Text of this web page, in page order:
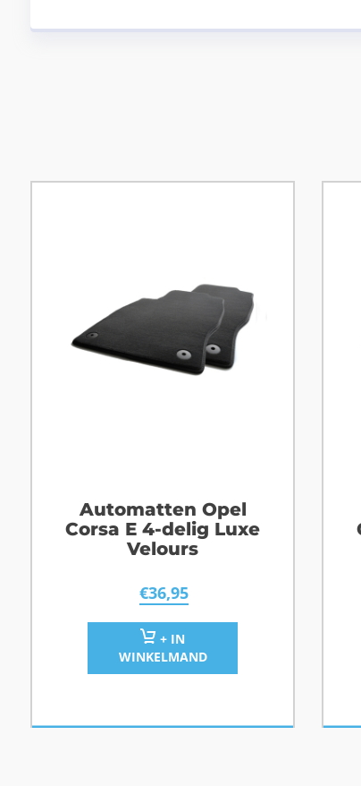
Automatten Opel
Corsa E 4-delig Luxe
Velours
€36,95
+ IN
WINKELMAND